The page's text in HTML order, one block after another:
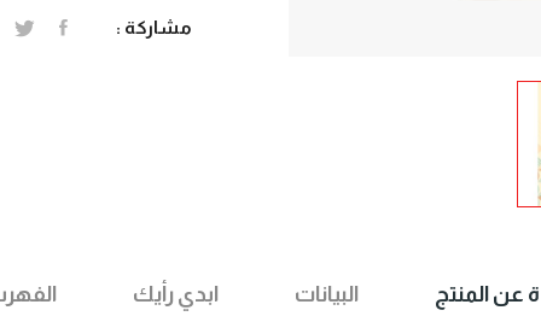
مشاركة :
عن المنتج البيانات ابدي رأيك